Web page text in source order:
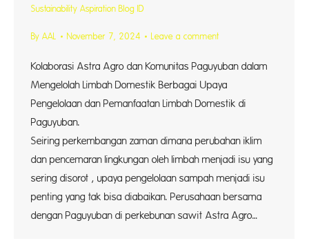
Sustainability Aspiration Blog ID
By AAL November 7, 2024 Leave a comment
Kolaborasi Astra Agro dan Komunitas Paguyuban dalam
Mengelolah Limbah Domestik Berbagai Upaya
Pengelolaan dan Pemanfaatan Limbah Domestik di
Seiring perkembangan zaman dimana perubahan iklim
dan pencemaran lingkungan oleh limbah menjadi isu yang
sering disorot , upaya pengelolaan sampah menjadi isu
penting yang tak bisa diabaikan. Perusahaan bersama
dengan Paguyuban di perkebunan sawit Astra Agro…